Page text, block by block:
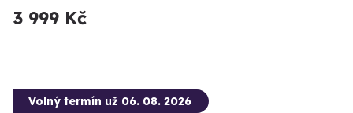
3 999 Kč
Volný termín už 06. 08. 2026